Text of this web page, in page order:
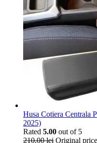
Husa Cotiera Centrala
2025)
Rated 5.00 out of 5
210,00lei Original